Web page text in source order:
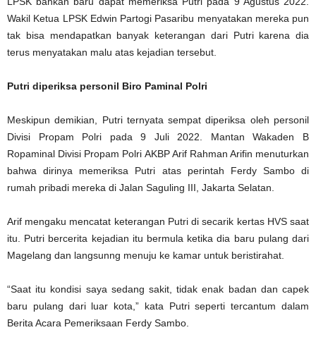
Wakil Ketua LPSK Edwin Partogi Pasaribu menyatakan mereka pun
tak bisa mendapatkan banyak keterangan dari Putri karena dia
terus menyatakan malu atas kejadian tersebut.
Putri diperiksa personil Biro Paminal Polri
Meskipun demikian, Putri ternyata sempat diperiksa oleh personil
Divisi Propam Polri pada 9 Juli 2022. Mantan Wakaden B
Ropaminal Divisi Propam Polri AKBP Arif Rahman Arifin menuturkan
bahwa dirinya memeriksa Putri atas perintah Ferdy Sambo di
rumah pribadi mereka di Jalan Saguling III, Jakarta Selatan.
Arif mengaku mencatat keterangan Putri di secarik kertas HVS saat
itu. Putri bercerita kejadian itu bermula ketika dia baru pulang dari
Magelang dan langsunng menuju ke kamar untuk beristirahat.
“Saat itu kondisi saya sedang sakit, tidak enak badan dan capek
baru pulang dari luar kota,” kata Putri seperti tercantum dalam
Berita Acara Pemeriksaan Ferdy Sambo.